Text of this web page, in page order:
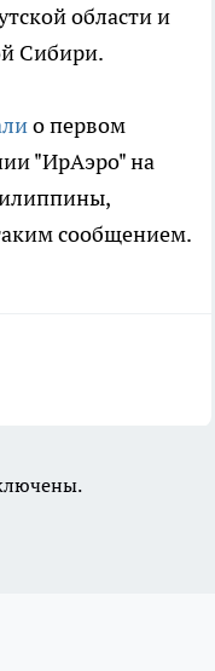
области и
Сибири.
о первом
"ИрАэро" на
сообщением.